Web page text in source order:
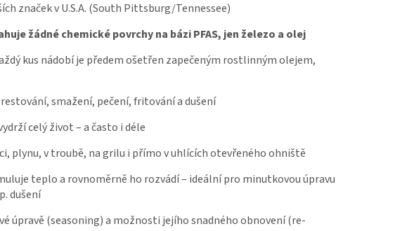
značek v U.S.A. (South Pittsburg/Tennessee)
žádné chemické povrchy na bázi PFAS, jen železo a olej
kus nádobí je předem ošetřen zapečeným rostlinným olejem,
smažení, pečení, fritování a dušení
celý život – a často i déle
plynu, v troubě, na grilu i přímo v uhlících otevřeného ohniště
teplo a rovnoměrně ho rozvádí – ideální pro minutkovou úpravu
dušení
úpravě (seasoning) a možnosti jejího snadného obnovení (re-